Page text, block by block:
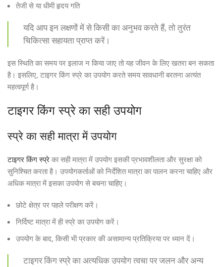
तेजी से या धीमी हृदय गति
यदि आप इन लक्षणों में से किसी का अनुभव करते हैं, तो तुरंत
चिकित्सा सहायता प्राप्त करें।
इस स्थिति का समय पर इलाज न किया जाए तो यह जीवन के लिए खतरा बन सकता
है। इसलिए, टाइगर किंग स्प्रे का उपयोग करते समय सावधानी बरतना अत्यंत
महत्वपूर्ण है।
टाइगर किंग स्प्रे का सही उपयोग
स्प्रे का सही मात्रा में उपयोग
टाइगर किंग स्प्रे का सही मात्रा में उपयोग इसकी प्रभावशीलता और सुरक्षा को
सुनिश्चित करता है। उपयोगकर्ताओं को निर्देशित मात्रा का पालन करना चाहिए और
अधिक मात्रा में इसका उपयोग से बचना चाहिए।
छोटे क्षेत्र पर पहले परीक्षण करें।
निर्दिष्ट मात्रा में ही स्प्रे का उपयोग करें।
उपयोग के बाद, किसी भी प्रकार की असामान्य प्रतिक्रिया पर ध्यान दें।
टाइगर किंग स्प्रे का अत्यधिक उपयोग त्वचा पर जलन और अन्य